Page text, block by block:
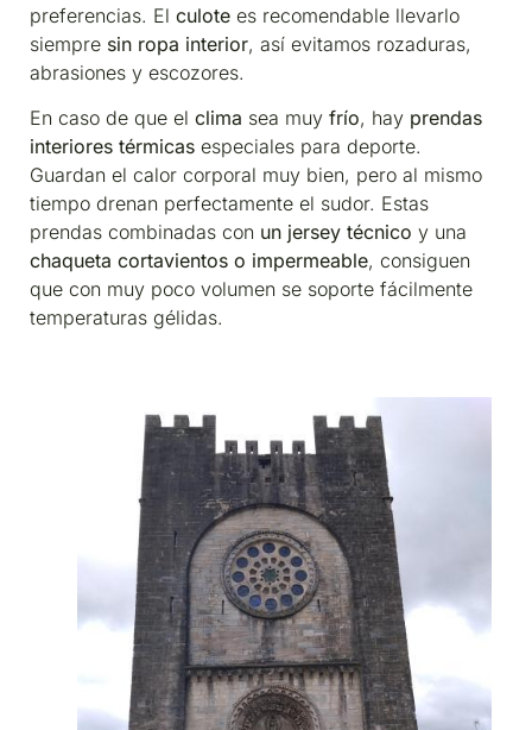
preferencias. El culote es recomendable llevarlo
siempre sin ropa interior, así evitamos rozaduras,
abrasiones y escozores.
En caso de que el clima sea muy frío, hay prendas
interiores térmicas especiales para deporte.
Guardan el calor corporal muy bien, pero al mismo
tiempo drenan perfectamente el sudor. Estas
prendas combinadas con un jersey técnico y una
chaqueta cortavientos o impermeable, consiguen
que con muy poco volumen se soporte fácilmente
temperaturas gélidas.